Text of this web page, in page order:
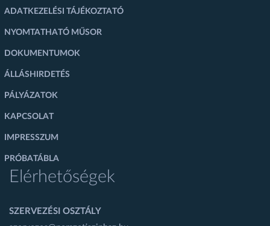
ADATKEZELÉSI TÁJÉKOZTATÓ
NYOMTATHATÓ MŰSOR
DOKUMENTUMOK
ÁLLÁSHIRDETÉS
PÁLYÁZATOK
KAPCSOLAT
IMPRESSZUM
PRÓBATÁBLA
Elérhetőségek
SZERVEZÉSI OSZTÁLY